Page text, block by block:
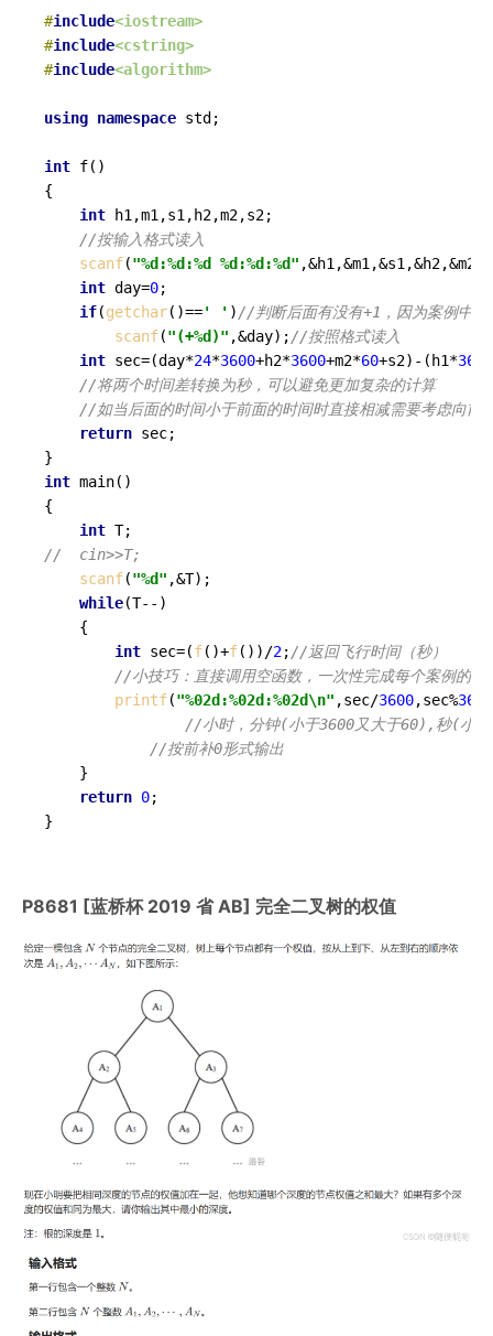
#include<iostream>
#include<cstring>
#include<algorithm>
using namespace std;
int f()
{
int h1,m1,s1,h2,m2,s2;
//按输入格式读入
scanf("%d:%d:%d %d:%d:%d"
int day=0;
if(getchar()==' ' )//判断后面有没有+1，因为案例中
scanf("(+%d)" ,&day);//按照格式读入
int sec=(day*24*3600+h2*3600+m2*60+s2)-(h1*3600
//将两个时间差转换为秒，可以避免更加复杂的计算
//如当后面的时间小于前面的时间时直接相减需要考虑向前
return sec;
int main()
{
int
//	cin>>T;
scanf("%d" ,&T);
while(T--)
int sec=(f()+f())/2;//返回飞行时间（秒）
//小技巧：直接调用空函数，一次性完成每个案例的
printf("%02d:%02d:%02d\n" ,sec/3600,sec%3600
//小时，分钟(小于3600又大于60),秒(小
//按前补0形式输出
return 0;
}
P8681 [蓝桥杯 2019 省 AB] 完全二叉树的权值